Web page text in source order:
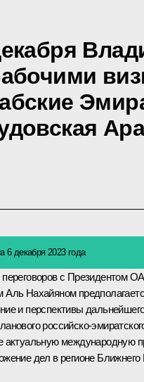
6 декабря 2023 года
с Президентом
Аль Нахайяном
и перспективы
российско-
актуальную международную
дел в регионе Ближнего